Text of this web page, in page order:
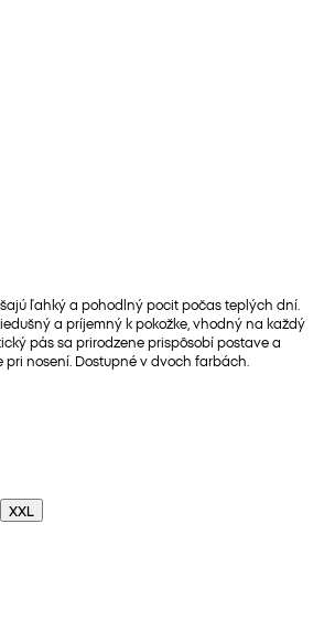
ľahký a pohodlný pocit počas teplých dní.
a príjemný k pokožke, vhodný na každý
pás sa prirodzene prispôsobí postave a
pri nosení. Dostupné v dvoch farbách.
XXL